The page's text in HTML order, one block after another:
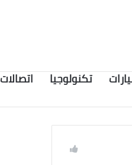
تكنولوجيا اتصالات